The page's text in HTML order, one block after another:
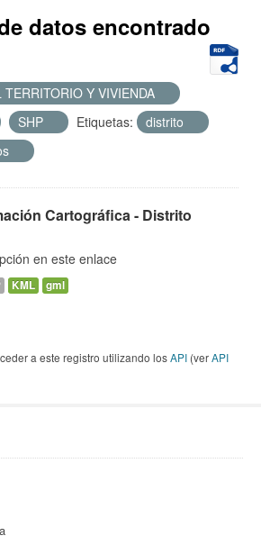
datos encontrado
Y VIVIENDA
SHP Etiquetas:
distrito
Cartográfica - Distrito
en este enlace
KML gml
a este registro utilizando losAPI (verAPI